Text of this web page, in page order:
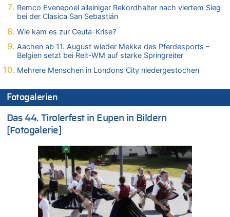
08.08.2026 - 15:34 von JoKrings zu
Leipzig, Mechernich und die Frage: Wer steckt hinter den
Mehrere Menschen in Londons City niedergestochen
Leipzig, Mechernich und die Frage: Wer steckt hinter den
08.08.2026 - 14:54 von Alfons van Compernolle zu
mehr als 111 Millionen €
08.08.2026 - 14:47 von Peer Wermuth zu
Drohnen mit Strengstoff? War es Russland?
08.08.2026 - 14:29 von Achso Dax zu
In Belgien missachten zwei von drei Autofahrern das
Tempolimit in 30er-Zonen – Untersuchung von Vias
08.08.2026 - 13:23 von Hugo Egon Bernhard von Sinnen zu
Leipzig, Mechernich und die Frage: Wer steckt hinter den
Remco Evenepoel alleiniger Rekordhalter nach viertem Sieg
bei der Clasica San Sebastián
Wie kam es zur Ceuta-Krise?
Aachen ab 11. August wieder Mekka des Pferdesports –
Belgien setzt bei Reit-WM auf starke Springreiter
Mehrere Menschen in Londons City niedergestochen
Fotogalerien
Das 44. Tirolerfest in Eupen in Bildern
[Fotogalerie]